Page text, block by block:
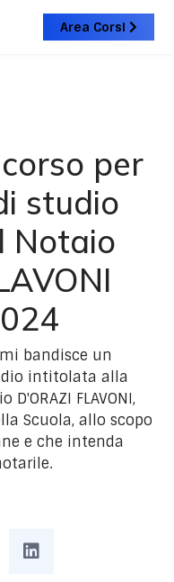
Area Corsi
per
studio
Notaio
bandisce un
intitolata alla
FLAVONI,
Scuola, allo scopo
e che intenda